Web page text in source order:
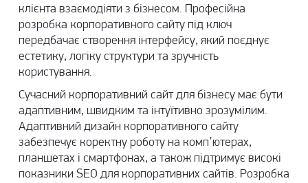
клієнта взаємодіяти з бізнесом. Професійна
розробка корпоративного сайту під ключ
передбачає створення інтерфейсу, який поєднує
естетику, логіку структури та зручність
користування.
Сучасний корпоративний сайт для бізнесу має бути
адаптивним, швидким та інтуїтивно зрозумілим.
Адаптивний дизайн корпоративного сайту
забезпечує коректну роботу на комп’ютерах,
планшетах і смартфонах, а також підтримує високі
показники SEO для корпоративних сайтів. Розробка